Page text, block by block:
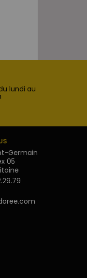
lundi au
Germain
05